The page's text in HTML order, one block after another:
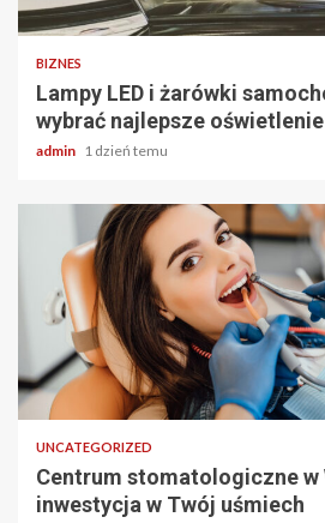
2 min odczytu
BIZNES
Lampy LED i żarówki
wybrać najlepsze
admin 1 dzień temu
2 min odczytu
UNCATEGORIZED
Centrum stomatologiczne w
inwestycja w Twój uśmiech